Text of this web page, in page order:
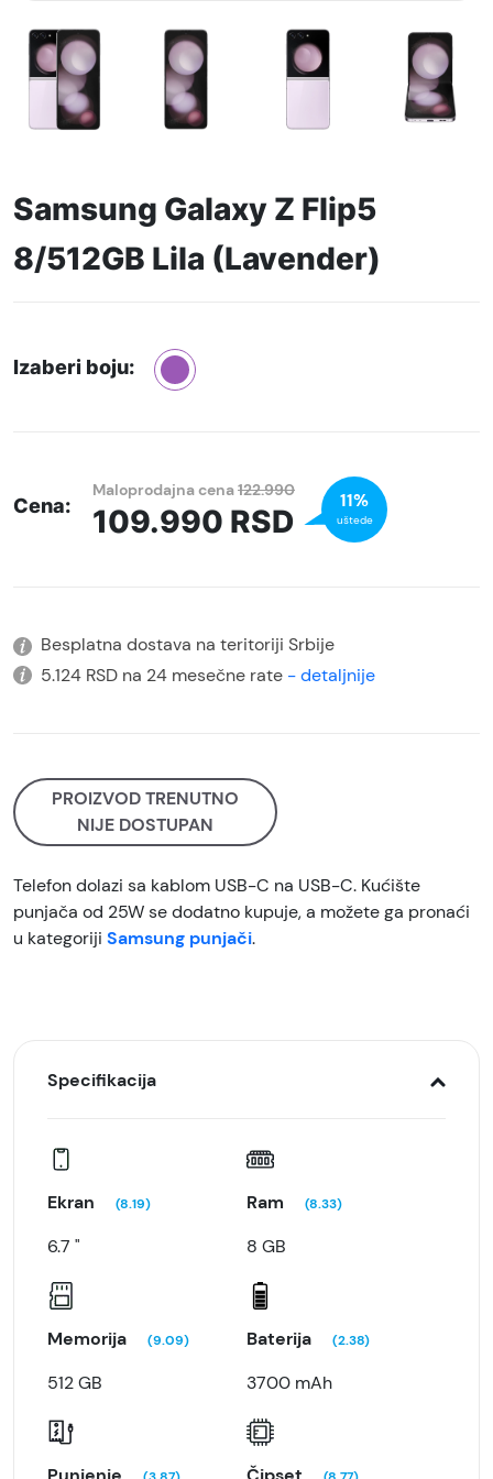
Samsung Galaxy Z Flip5
8/512GB Lila (Lavender)
Izaberi boju:
Cena:
Maloprodajna cena122.990
109.990 RSD
11%
uštede
Besplatna dostava na teritoriji Srbije
5.124 RSD na 24 mesečne rate - detaljnije
PROIZVOD TRENUTNO
NIJE DOSTUPAN
Telefon dolazi sa kablom USB-C na USB-C. Kućište
punjača od 25W se dodatno kupuje, a možete ga pronaći
u kategoriji Samsung punjači.
Specifikacija
Ekran (8.19)
6.7 "
Ram (8.33)
8 GB
Memorija (9.09)
512 GB
Baterija (2.38)
3700 mAh